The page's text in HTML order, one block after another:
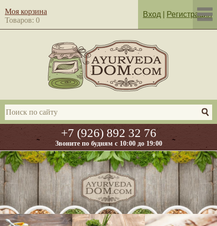
+7 (926) 892 32 76
Звоните по будням с 10:00 до 19:00
Моя корзина
Товаров: 0
Вход Регистрация